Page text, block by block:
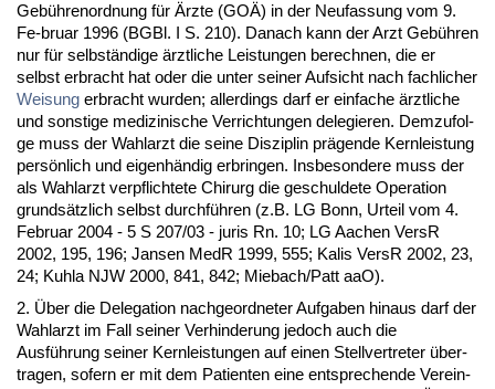
Gebühren­ord­nung für Ärz­te (GOÄ) in der Neu­fas­sung vom 9.
Fe-bru­ar 1996 (BGBl. I S. 210). Da­nach kann der Arzt Gebühren
nur für selbständi­ge ärzt­li­che Leis­tun­gen be­rech­nen, die er
selbst er­bracht hat oder die un­ter sei­ner Auf­sicht nach fach­li­cher
Wei­sung er­bracht wur­den; al­ler­dings darf er ein­fa­che ärzt­li­che
und sons­ti­ge me­di­zi­ni­sche Ver­rich­tun­gen de­le­gie­ren. Dem­zu­fol­
ge muss der Wahl­arzt die sei­ne Dis­zi­plin prägen­de Kern­leis­tung
persönlich und ei­genhändig er­brin­gen. Ins­be­son­de­re muss der
als Wahl­arzt ver­pflich­te­te Chir­urg die ge­schul­de­te Ope­ra­ti­on
grundsätz­lich selbst durchführen (z.B. LG Bonn, Ur­teil vom 4.
Fe­bru­ar 2004 - 5 S 207/03 - ju­ris Rn. 10; LG Aa­chen VersR
2002, 195, 196; Jan­sen Me­dR 1999, 555; Ka­lis VersR 2002, 23,
24; Kuh­la NJW 2000, 841, 842; Mie­bach/Patt aaO).
2. Über die De­le­ga­ti­on nach­ge­ord­ne­ter Auf­ga­ben hin­aus darf der
Wahl­arzt im Fall sei­ner Ver­hin­de­rung je­doch auch die
Ausführung sei­ner Kern­leis­tun­gen auf ei­nen Stell­ver­tre­ter über­
tra­gen, so­fern er mit dem Pa­ti­en­ten ei­ne ent­spre­chen­de Ver­ein­